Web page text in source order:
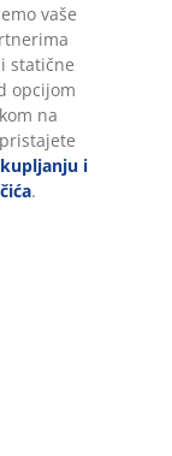
više od pukog
duge večeri
vaše
statične
opcijom
na
i
.